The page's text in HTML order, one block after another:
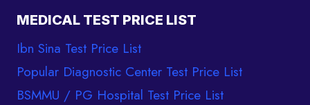
MEDICAL TEST PRICE LIST
Ibn Sina Test Price List
Popular Diagnostic Center Test Price List
BSMMU / PG Hospital Test Price List